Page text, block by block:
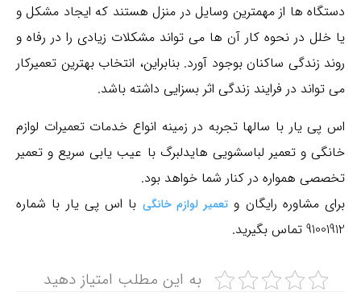
دستگاه ها از مهمترین وسایل در منزل هستند که ایجاد مشکل و
یا خلل در نحوه کار آن ها می تواند مشکلات زیادی را در رفاه و
روند زندگی ساکنان بوجود آورد. بنابراین، انتخاب بهترین تعمیرکار
می تواند در فرایند زندگی اثر بسزایی داشته باشد.
خشک کن لباسشویی تجاری برای فروش تولید کننده درک
توانایی تولید قوی ، قدرت تحقیق پیشرفته و خدمات عالی ،
شانگهای خشک کن لباسشویی تجاری برای فروش تأمین کننده
ارزش ایجاد می کند و برای همه مشتری ارزش ایجاد می کند.
ماشین لباسشویی با نام تجاری جدید با نام تجاری جدید برای
فروش در جنوب آفریقا .
اس پی یار با سالها تجربه در زمینه انواع خدمات تعمیرات لوازم
خانگی و تعمیر لباسشویی هایدلبرگ با عیب یابی سریع و تعمیر
تخصصی همواره در کنار شما خواهد بود.
برای مشاوره رایگان و تعمیر لوازم خانگی با اس پی یار با شماره
91001912 تماس بگیرید.
به این مطلب امتیاز دهید